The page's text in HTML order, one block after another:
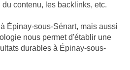
contenu, les backlinks, etc.
Épinay-sous-Sénart, mais aussi
nous permet d'établir une
durables à Épinay-sous-